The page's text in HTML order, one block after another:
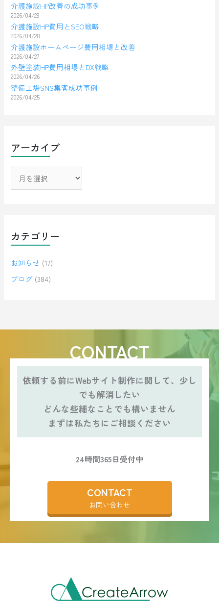
介護施設HP改善の成功事例
2026/04/29
介護施設HP費用とSEO戦略
2026/04/28
介護施設ホームページ費用相場と改善
2026/04/27
外壁塗装HP費用相場とDX戦略
2026/04/26
整備工場SNS集客成功事例
2026/04/25
アーカイブ
カテゴリー
お知らせ (17)
ブログ (384)
CONTACT
依頼する前にWebサイト制作に関して、少し
でも解消したい
どんな些細なことでも構いません
まずは私たちにご相談ください
24時間365日受付中
CONTACT
お問い合わせ